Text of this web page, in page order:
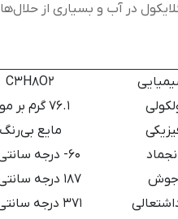
در آب و بسیاری از
C3H8O2
76.1 گرم بر مول
مایع بی‌رنگ
جوش
187 درجه سانتی‌گراد
371 درجه سانتی‌گراد